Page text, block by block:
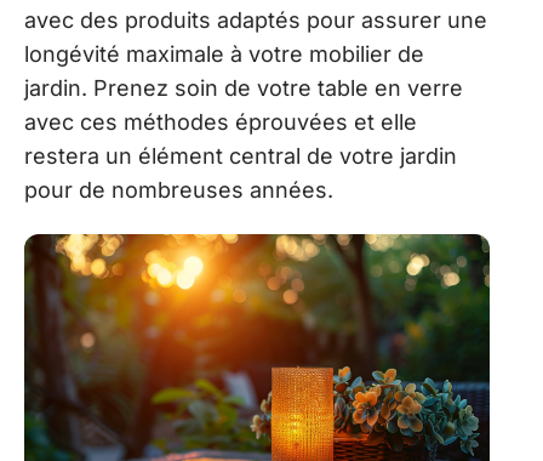
avec des produits adaptés pour assurer une
longévité maximale à votre mobilier de
jardin. Prenez soin de votre table en verre
avec ces méthodes éprouvées et elle
restera un élément central de votre jardin
pour de nombreuses années.